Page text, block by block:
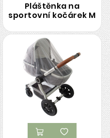
Pláštěnka na
sportovní kočárek M